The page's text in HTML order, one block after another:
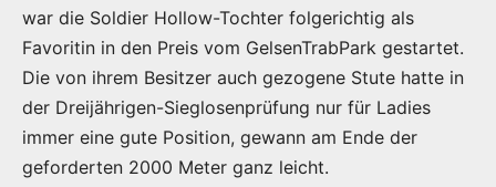
war die Soldier Hollow-Tochter folgerichtig als
Favoritin in den Preis vom GelsenTrabPark gestartet.
Die von ihrem Besitzer auch gezogene Stute hatte in
der Dreijährigen-Sieglosenprüfung nur für Ladies
immer eine gute Position, gewann am Ende der
geforderten 2000 Meter ganz leicht.